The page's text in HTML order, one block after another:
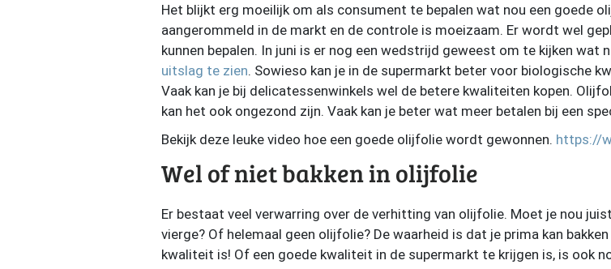
Het blijkt erg moeilijk om als consument te bepalen wat nou een goede
aangerommeld in de markt en de controle is moeizaam. Er wordt wel
kunnen bepalen. In juni is er nog een wedstrijd geweest om te kijken wat
uitslag te zien. Sowieso kan je in de supermarkt beter voor biologische
Vaak kan je bij delicatessenwinkels wel de betere kwaliteiten kopen.
kan het ook ongezond zijn. Vaak kan je beter wat meer betalen bij een
Bekijk deze leuke video hoe een goede olijfolie wordt gewonnen. https://
Wel of niet bakken in olijfolie
Er bestaat veel verwarring over de verhitting van olijfolie. Moet je nou
vierge? Of helemaal geen olijfolie? De waarheid is dat je prima kan
kwaliteit is! Of een goede kwaliteit in de supermarkt te krijgen is, is ook